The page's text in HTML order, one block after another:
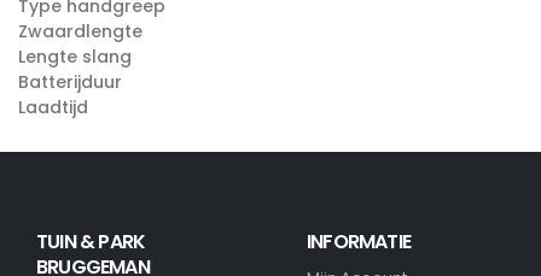
Type handgreep
Zwaardlengte
Lengte slang
Batterijduur
Laadtijd
TUIN & PARK
BRUGGEMAN
INFORMATIE